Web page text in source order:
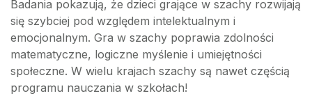
Badania pokazują, że dzieci grające w szachy rozwijają
się szybciej pod względem intelektualnym i
emocjonalnym. Gra w szachy poprawia zdolności
matematyczne, logiczne myślenie i umiejętności
społeczne. W wielu krajach szachy są nawet częścią
programu nauczania w szkołach!